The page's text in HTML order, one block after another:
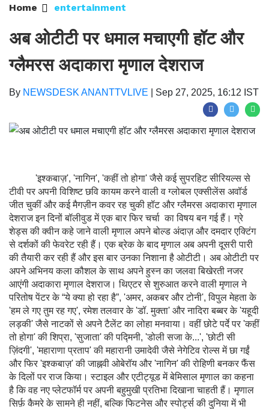
Home entertainment
अब ओटीटी पर धमाल मचाएगी हॉट और
ग्लैमरस अदाकारा मृणाल देशराज
By NEWSDESK ANANTTVLIVE Sep 27, 2025, 16:12 IST
'इश्कबाज़', 'नागिन', 'कहीं तो होगा' जैसे कई सुपरहिट सीरियल्स से
टीवी पर अपनी विशिष्ट छवि कायम करने वाली व ग्लोबल एक्सीलेंस अवॉर्ड
जीत चुकीं और कई मैगज़ीन कवर रह चुकी हॉट और ग्लैमरस अदाकारा मृणाल
देशराज इन दिनों बॉलीवुड में एक बार फिर चर्चा का विषय बन गई हैं। ग्रे
शेड्स की क्वीन कहे जाने वाली मृणाल अपने बोल्ड अंदाज़ और दमदार एक्टिंग
से दर्शकों की फेवरेट रही हैं। एक ब्रेक के बाद मृणाल अब अपनी दूसरी पारी
की तैयारी कर रही हैं और इस बार उनका निशाना है ओटीटी। अब ओटीटी पर
अपने अभिनय कला कौशल के साथ अपने हुस्न का जलवा बिखेरती नजर
आएंगी अदाकारा मृणाल देशराज। थिएटर से शुरुआत करने वाली मृणाल ने
परितोष पेंटर के “ये क्या हो रहा है”, 'अमर, अकबर और टोनी', विपुल मेहता के
'हम ले गए तुम रह गए', रमेश तलवार के 'डॉ. मुक्ता' और नादिरा बब्बर के 'यहूदी
लड़की' जैसे नाटकों से अपने टैलेंट का लोहा मनवाया। वहीं छोटे पर्दे पर 'कहीं
तो होगा' की शिप्रा, 'सुजाता' की पद्मिनी, 'डोली सजा के...', 'छोटी सी
ज़िंदगी', 'महाराणा प्रताप' की महारानी उमादेवी जैसे नेगेटिव रोल्स में छा गईं
और फिर 'इश्कबाज़' की जाह्नवी ओबेरॉय और 'नागिन' की रोहिणी बनकर फैंस
के दिलों पर राज किया। स्टाइल और एटीट्यूड में बेमिसाल मृणाल का कहना
है कि वह नए प्लेटफॉर्म पर अपनी बहुमुखी प्रतिभा दिखाना चाहती हैं। मृणाल
सिर्फ़ कैमरे के सामने ही नहीं, बल्कि फिटनेस और स्पोर्ट्स की दुनिया में भी